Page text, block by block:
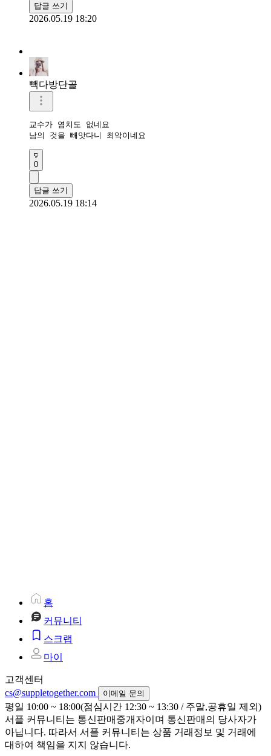
답글 쓰기
2026.05.19 18:20
빽다방단골
교수가 염치도 없네요
남의 것을 빼앗다니 최악이네요
0
답글 쓰기
2026.05.19 18:14
홈
커뮤니티
스크랩
마이
고객센터
cs@suppletogether.com
이메일 문의
평일 10:00 ~ 18:00(점심시간 12:30 ~ 13:30 / 주말,공휴일 제외)
서플 커뮤니티는 통신판매중개자이며 통신판매의 당사자가
아닙니다. 따라서 서플 커뮤니티는 상품 거래정보 및 거래에
대하여 책임을 지지 않습니다.